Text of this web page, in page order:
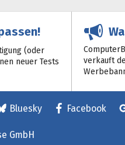
(oder
neuer Tests
verkauft
Bluesky Facebook
GmbH